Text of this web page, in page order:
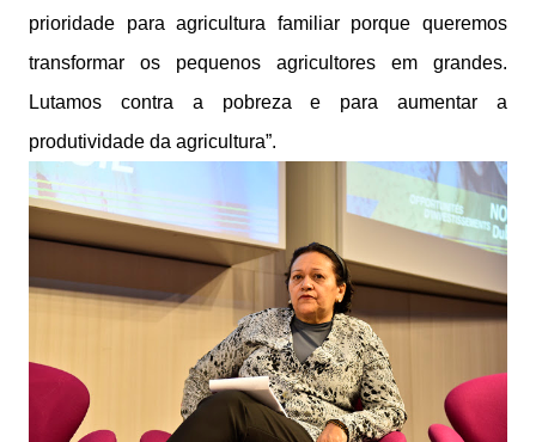
prioridade para agricultura familiar porque queremos
transformar os pequenos agricultores em grandes.
Lutamos contra a pobreza e para aumentar a
produtividade da agricultura”.